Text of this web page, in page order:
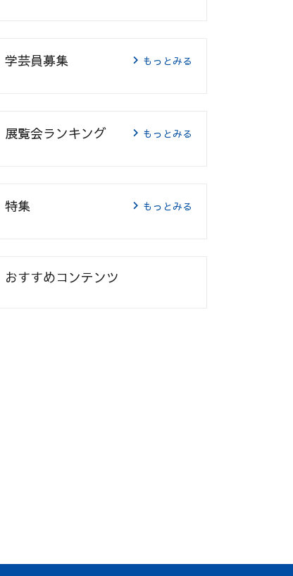
学芸員募集 もっとみる
展覧会ランキング もっとみる
特集 もっとみる
おすすめコンテンツ